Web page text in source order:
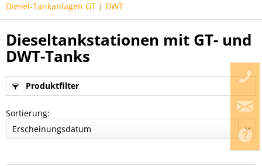
Diesel-Tankanlagen GT | DWT
Dieseltankstationen mit GT- und
DWT-Tanks
Produktfilter
Sortierung: